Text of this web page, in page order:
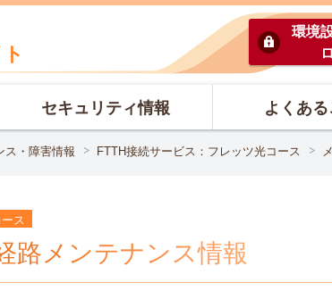
環境
セキュリティ情報 よくあ
ス・障害情報 FTTH接続サービス：フレッツ光コース
ス
路メンテナンス情報